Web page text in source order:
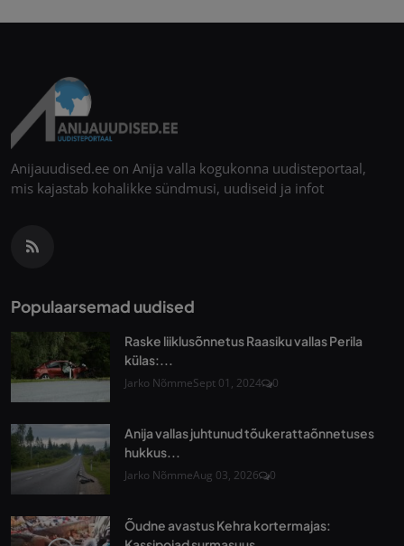
Anijauudised.ee on Anija valla kogukonna uudisteportaal,
mis kajastab kohalikke sündmusi, uudiseid ja infot
Populaarsemad uudised
Raske liiklusõnnetus Raasiku vallas Perila
külas:...
Jarko NõmmeSept 01, 2024 0
Anija vallas juhtunud tõukerattaõnnetuses
hukkus...
Jarko NõmmeAug 03, 2026 0
Õudne avastus Kehra kortermajas: